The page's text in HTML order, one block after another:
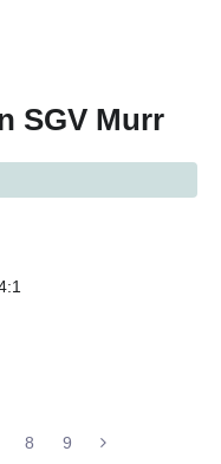
SGV Murr
8 9